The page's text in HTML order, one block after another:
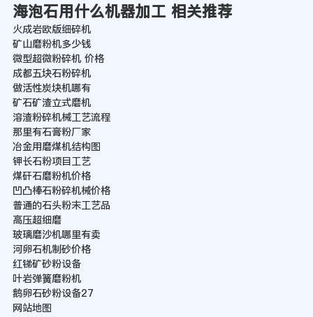
海泡石用什么机器加工 相关推荐
火成岩欧版细碎机
矿山磨粉机多少钱
微型超微粉碎机 价格
成都五块石粉碎机
做活性炭块机哪有
矿石矿渣立式磨机
溶渣粉碎机械工艺流程
那里有石膏粉厂家
冶金用磨煤机结构图
钾长石粉项目工艺
煤矸石磨粉机价格
凹凸棒石粉碎机械价格
普通的石头粉末工艺品
高压超细磨
玻璃磨沙机哪里有卖
河卵石机制砂价格
红锑矿砂粉设备
叶岩弹簧磨粉机
鹅卵石砂粉设备27
网站地图